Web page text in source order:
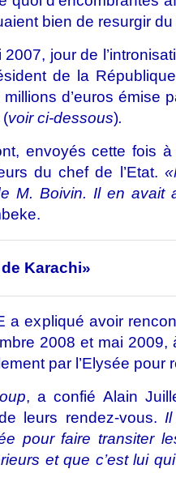
bien de resurgir
2007, jour de
de la
d’euros émise
(voir ci-dessous).
envoyés cette fois
du chef de l’Etat.
M. Boivin. Il en avait
Karachi»
a expliqué avoir
2008 et mai
par l’Elysée pour
, a confié Alain
leurs rendez-vous.
pour faire transiter
et que c’est lui